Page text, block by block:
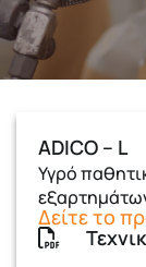
ADICO – L
Υγρό
Δείτε το